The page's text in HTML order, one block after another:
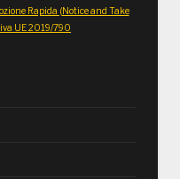
Rapida (Notice and Take
UE 2019/790